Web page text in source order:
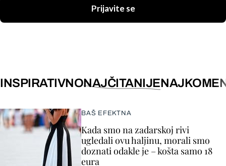
Prijavite se
INSPIRATIVNONAJČITANIJE
BAŠ EFEKTNA
Kada smo na zadarskoj rivi
ugledali ovu haljinu, morali smo
doznati odakle je – košta samo 18
eura